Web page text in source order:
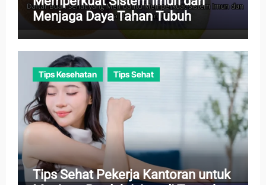
Menjaga Daya Tahan Tubuh
Tips Kesehatan Tips Sehat
Tips Sehat Pekerja Kantoran untuk